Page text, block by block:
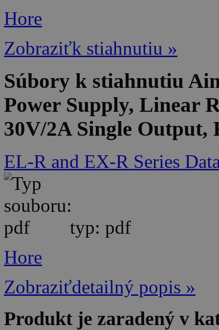
Hore
Zobraziťk stiahnutiu »
Súbory k stiahnutiu
Power Supply, Linear
30V/2A Single Output,
EL-R and EX-R Series
typ: pdf
Hore
Zobraziťdetailný popis »
Produkt je zaradený v